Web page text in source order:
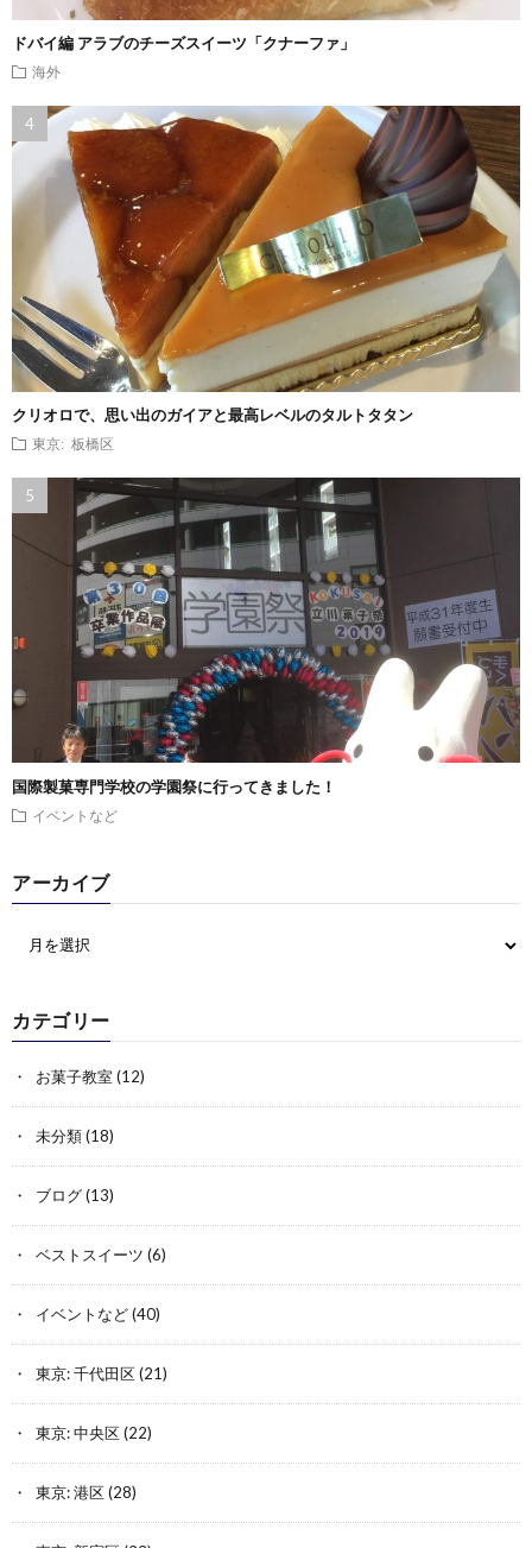
ドバイ編 アラブのチーズスイーツ「クナーファ」
海外
クリオロで、思い出のガイアと最高レベルのタルトタタン
東京: 板橋区
国際製菓専門学校の学園祭に行ってきました！
イベントなど
アーカイブ
カテゴリー
お菓子教室 (12)
未分類(18)
ブログ(13)
ベストスイーツ (6)
イベントなど(40)
東京: 千代田区(21)
東京: 中央区(22)
東京: 港区(28)